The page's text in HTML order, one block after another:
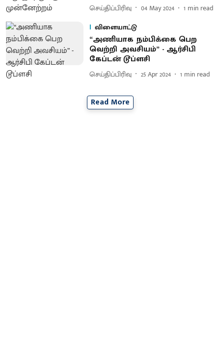
செய்திப்பிரிவு 04 May 2024 1 min read
விளையாட்டு
“அணியாக நம்பிக்கை பெற
வெற்றி அவசியம்” - ஆர்சிபி
கேப்டன் டூப்ளசி
செய்திப்பிரிவு 25 Apr 2024 1 min read
Read More